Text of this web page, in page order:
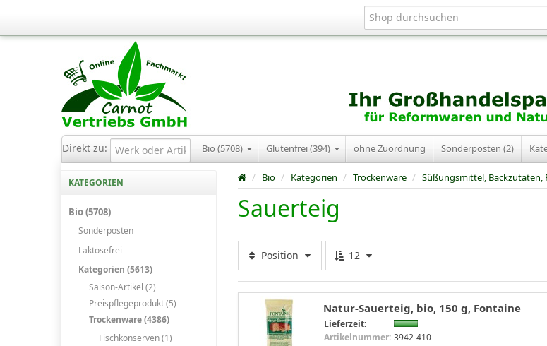
Direkt zu: Bio (5708) Glutenfrei (394) ohne Zuordnung Sonderposten (2)
KATEGORIEN
Bio (5708)
Sonderposten
Laktosefrei
Kategorien (5613)
Saison-Artikel (2)
Preispflegeprodukt (5)
Trockenware (4386)
Fischkonserven (1)
/ Bio / Kategorien / Trockenware / Süßungsmittel, Backzutaten,
Sauerteig
Position 12
Natur-Sauerteig, bio, 150 g, Fontaine
Lieferzeit:
Artikelnummer: 3942-410